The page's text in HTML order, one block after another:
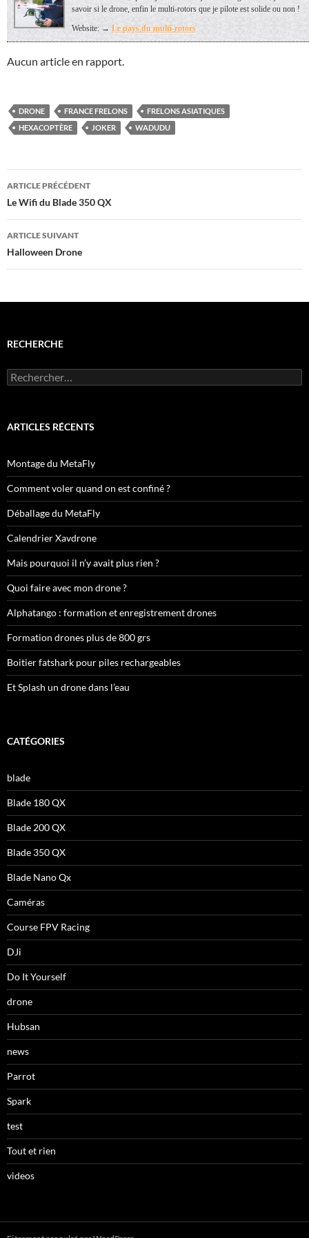
savoir si le drone, enfin le multi-rotors que je pilote est solide ou non !
Website: → Le pays du multi-rotors
Aucun article en rapport.
DRONE FRANCE FRELONS
FRELONS ASIATIQUES
HEXACOPTÈRE
JOKER WADUDU
Navigation
des
articles
ARTICLE PRÉCÉDENT
Le Wifi du Blade 350 QX
ARTICLE SUIVANT
Halloween Drone
RECHERCHE
Rechercher :
ARTICLES RÉCENTS
Montage du MetaFly
Comment voler quand on est confiné ?
Déballage du MetaFly
Calendrier Xavdrone
Mais pourquoi il n’y avait plus rien ?
Quoi faire avec mon drone ?
Alphatango : formation et enregistrement drones
Formation drones plus de 800 grs
Boitier fatshark pour piles rechargeables
Et Splash un drone dans l’eau
CATÉGORIES
blade
Blade 180 QX
Blade 200 QX
Blade 350 QX
Blade Nano Qx
Caméras
Course FPV Racing
DJi
Do It Yourself
drone
Hubsan
news
Parrot
Spark
test
Tout et rien
videos